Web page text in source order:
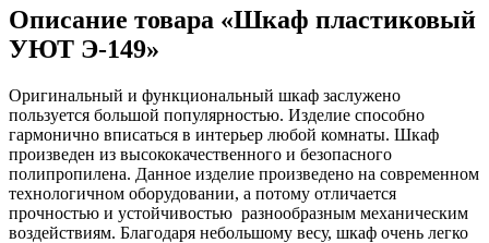
Описание товара «Шкаф пластиковый
УЮТ Э-149»
Оригинальный и функциональный шкаф заслужено
пользуется большой популярностью. Изделие способно
гармонично вписаться в интерьер любой комнаты. Шкаф
произведен из высококачественного и безопасного
полипропилена. Данное изделие произведено на современном
технологичном оборудовании, а потому отличается
прочностью и устойчивостью разнообразным механическим
воздействиям. Благодаря небольшому весу, шкаф очень легко